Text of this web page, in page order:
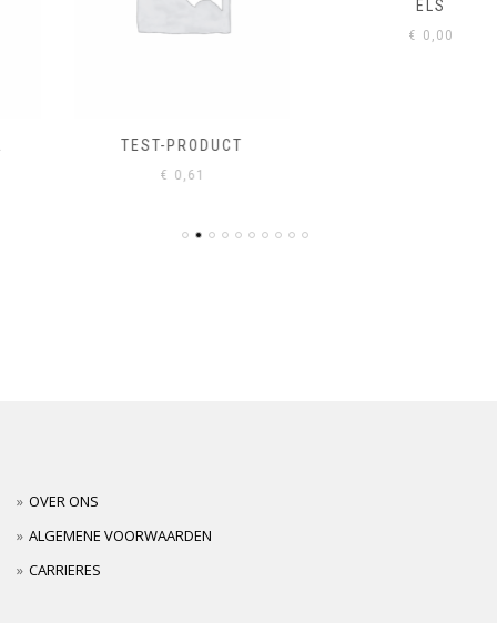
TEST-PRODUCT
OVER ONS
ALGEMENE VOORWAARDEN
CARRIERES